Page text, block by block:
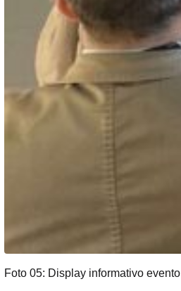
Foto 05: Display informativo evento